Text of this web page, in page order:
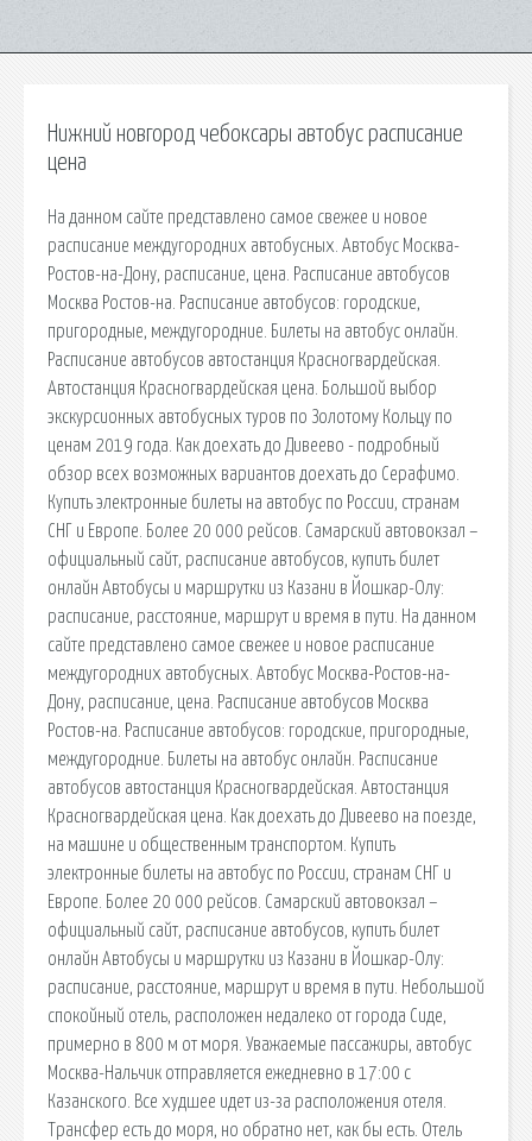
Нижний новгород чебоксары автобус расписание
цена
На данном сайте представлено самое свежее и новое
расписание междугородних автобусных. Автобус Москва-
Ростов-на-Дону, расписание, цена. Расписание автобусов
Москва Ростов-на. Расписание автобусов: городские,
пригородные, междугородние. Билеты на автобус онлайн.
Расписание автобусов автостанция Красногвардейская.
Автостанция Красногвардейская цена. Большой выбор
экскурсионных автобусных туров по Золотому Кольцу по
ценам 2019 года. Как доехать до Дивеево - подробный
обзор всех возможных вариантов доехать до Серафимо.
Купить электронные билеты на автобус по России, странам
СНГ и Европе. Более 20 000 рейсов. Самарский автовокзал –
официальный сайт, расписание автобусов, купить билет
онлайн Автобусы и маршрутки из Казани в Йошкар-Олу:
расписание, расстояние, маршрут и время в пути. На данном
сайте представлено самое свежее и новое расписание
междугородних автобусных. Автобус Москва-Ростов-на-
Дону, расписание, цена. Расписание автобусов Москва
Ростов-на. Расписание автобусов: городские, пригородные,
междугородние. Билеты на автобус онлайн. Расписание
автобусов автостанция Красногвардейская. Автостанция
Красногвардейская цена. Как доехать до Дивеево на поезде,
на машине и общественным транспортом. Купить
электронные билеты на автобус по России, странам СНГ и
Европе. Более 20 000 рейсов. Самарский автовокзал –
официальный сайт, расписание автобусов, купить билет
онлайн Автобусы и маршрутки из Казани в Йошкар-Олу:
расписание, расстояние, маршрут и время в пути. Небольшой
спокойный отель, расположен недалеко от города Сиде,
примерно в 800 м от моря. Уважаемые пассажиры, автобус
Москва-Нальчик отправляется ежедневно в 17:00 с
Казанского. Все худшее идет из-за расположения отеля.
Трансфер есть до моря, но обратно нет, как бы есть. Отель